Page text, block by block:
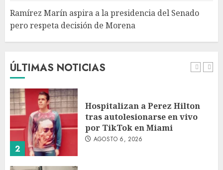
Ramírez Marín aspira a la presidencia del Senado
pero respeta decisión de Morena
ÚLTIMAS NOTICIAS
1
Detienen a persona por
intentar cobrar cheque falso
AGOSTO 6, 2026
2
Hospitalizan a Perez Hilton
tras autolesionarse en vivo
por TikTok en Miami
AGOSTO 6, 2026